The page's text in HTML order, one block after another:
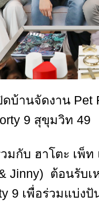
บ้านจัดงาน Pet
9 สุขุมวิท 49
กับ ฮาโตะ เพ็ท
Jinny) ต้อนรับเ
9 เพื่อร่วมแบ่ง